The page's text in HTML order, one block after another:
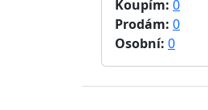
Koupím: 0
Prodám: 0
Osobní: 0